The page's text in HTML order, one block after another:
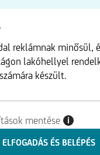
3 hónap
6 hó
garanciát a jövőre nézve.
reklámnak minősül,
lakóhellyel
készült.
mentése i